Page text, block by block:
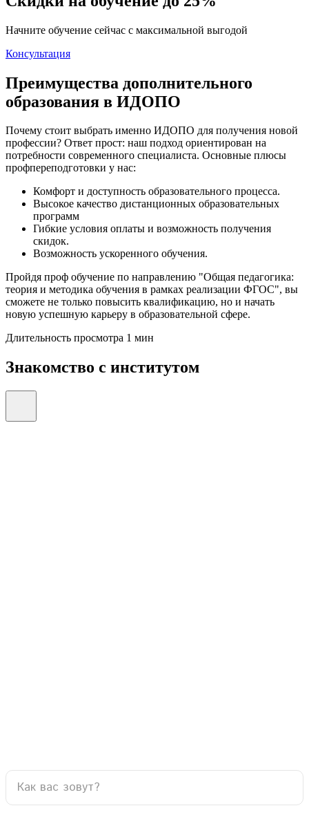
Начните обучение сейчас с максимальной выгодой
Консультация
Преимущества дополнительного
образования в ИДОПО
Почему стоит выбрать именно ИДОПО для получения новой
профессии? Ответ прост: наш подход ориентирован на
потребности современного специалиста. Основные плюсы
профпереподготовки у нас:
Комфорт и доступность образовательного процесса.
Высокое качество дистанционных образовательных
программ
Гибкие условия оплаты и возможность получения
скидок.
Возможность ускоренного обучения.
Пройдя проф обучение по направлению "Общая педагогика:
теория и методика обучения в рамках реализации ФГОС", вы
сможете не только повысить квалификацию, но и начать
новую успешную карьеру в образовательной сфере.
Длительность просмотра 1 мин
Знакомство с институтом